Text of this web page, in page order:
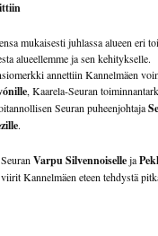
mukaisesti juhlassa alueen eri
alueellemme ja sen kehitykselle.
annettiin Kannelmäen
, Kaarela-Seuran
Seuran puheenjohtaja
.
Varpu Silvennoiselleja
Kannelmäen eteen tehdystä